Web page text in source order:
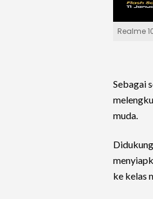
Realme
Sebagai
muda.
ke kelas